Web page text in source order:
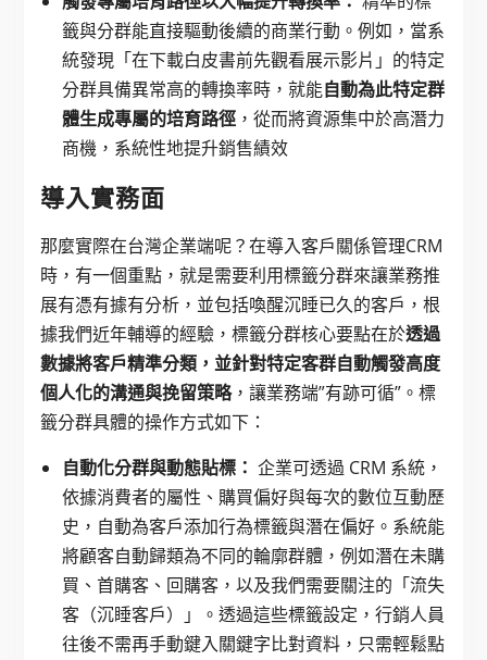
籤與分群能直接驅動後續的商業行動。例如，當系
統發現「在下載白皮書前先觀看展示影片」的特定
分群具備異常高的轉換率時，就能自動為此特定群
體生成專屬的培育路徑，從而將資源集中於高潛力
商機，系統性地提升銷售績效
導入實務面
那麼實際在台灣企業端呢？在導入客戶關係管理CRM
時，有一個重點，就是需要利用標籤分群來讓業務推
展有憑有據有分析，並包括喚醒沉睡已久的客戶，根
據我們近年輔導的經驗，標籤分群核心要點在於透過
數據將客戶精準分類，並針對特定客群自動觸發高度
個人化的溝通與挽留策略，讓業務端”有跡可循”。標
籤分群具體的操作方式如下：
自動化分群與動態貼標： 企業可透過 CRM 系統，
依據消費者的屬性、購買偏好與每次的數位互動歷
史，自動為客戶添加行為標籤與潛在偏好。系統能
將顧客自動歸類為不同的輪廓群體，例如潛在未購
買、首購客、回購客，以及我們需要關注的「流失
客（沉睡客戶）」。透過這些標籤設定，行銷人員
往後不需再手動鍵入關鍵字比對資料，只需輕鬆點